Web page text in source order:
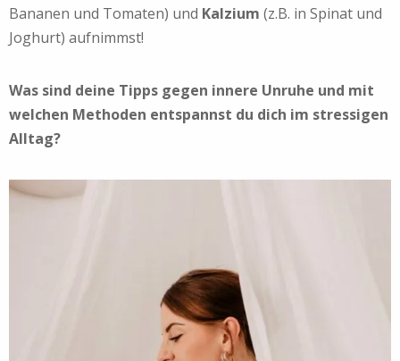
Bananen und Tomaten) und Kalzium (z.B. in Spinat und
Joghurt) aufnimmst!
Was sind deine Tipps gegen innere Unruhe und mit
welchen Methoden entspannst du dich im stressigen
Alltag?